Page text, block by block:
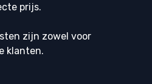
prijs.
zijn zowel voor
klanten.